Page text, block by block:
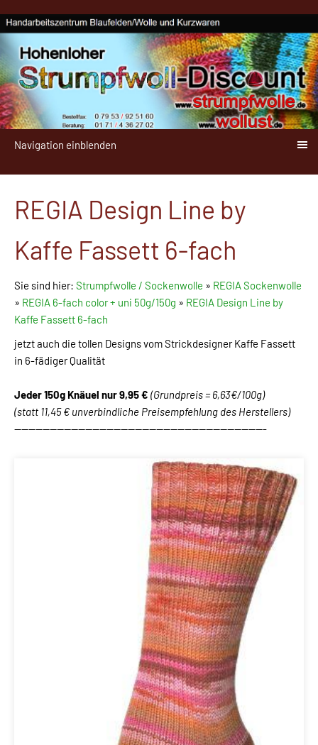
Navigation einblenden
REGIA Design Line by
Kaffe Fassett 6-fach
Sie sind hier: Strumpfwolle / Sockenwolle » REGIA Sockenwolle
» REGIA 6-fach color + uni 50g/150g » REGIA Design Line by
Kaffe Fassett 6-fach
jetzt auch die tollen Designs vom Strickdesigner Kaffe Fassett
in 6-fädiger Qualität
Jeder 150g Knäuel nur 9,95 € (Grundpreis = 6,63€/100g)
(statt 11,45 € unverbindliche Preisempfehlung des Herstellers)
-----------------------------------------------------------------------